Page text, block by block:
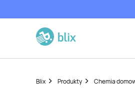
Blix Produkty Chemia